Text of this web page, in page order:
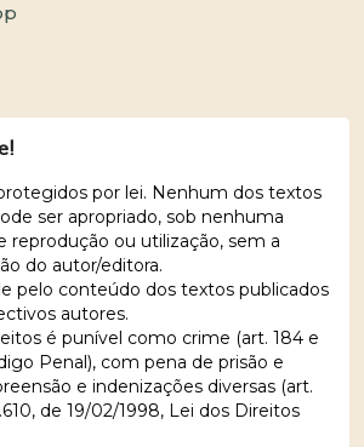
por lei. Nenhum dos textos
ser apropriado, sob nenhuma
reprodução ou utilização, sem a
do autor/editora.
pelo conteúdo dos textos publicados
autores.
é punível como crime (art. 184 e
Penal), com pena de prisão e
e indenizações diversas (art.
de 19/02/1998, Lei dos Direitos